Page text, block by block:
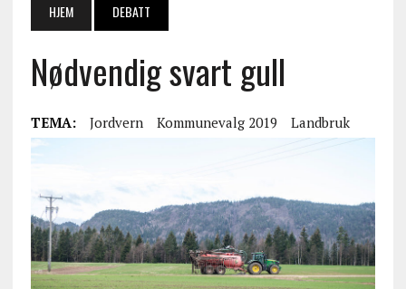
HJEM DEBATT
Nødvendig svart gull
TEMA: Jordvern Kommunevalg 2019 Landbruk